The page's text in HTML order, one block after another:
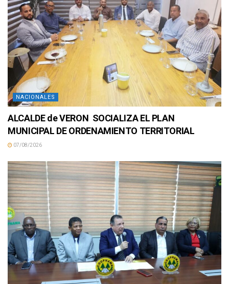
NACIONALES
ALCALDE de VERON SOCIALIZA EL PLAN
MUNICIPAL DE ORDENAMIENTO TERRITORIAL
07/08/2026